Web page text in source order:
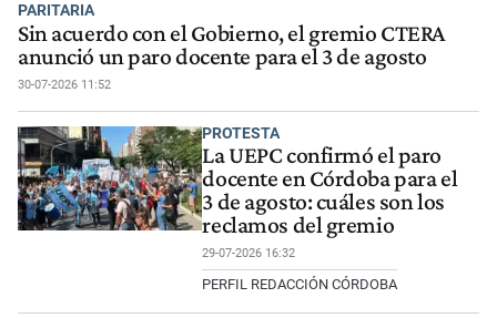
PARITARIA
Sin acuerdo con el Gobierno, el gremio CTERA
anunció un paro docente para el 3 de agosto
30-07-2026 11:52
PROTESTA
La UEPC confirmó el paro
docente en Córdoba para el
3 de agosto: cuáles son los
reclamos del gremio
29-07-2026 16:32
PERFIL REDACCIÓN CÓRDOBA